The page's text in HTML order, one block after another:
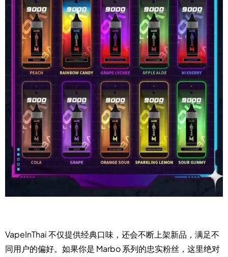
VapeInThai 不仅提供经典口味，还会不断上架新品，满足不
同用户的偏好。如果你是 Marbo 系列的忠实粉丝，这里绝对